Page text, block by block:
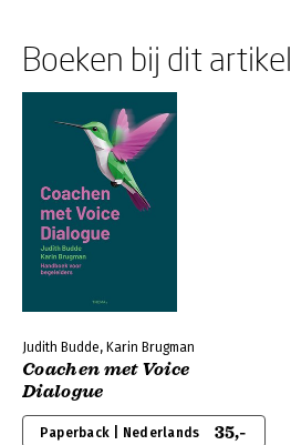
Boeken bij dit artikel
Judith Budde, Karin Brugman
Coachen met Voice
Dialogue
Paperback | Nederlands 35,-